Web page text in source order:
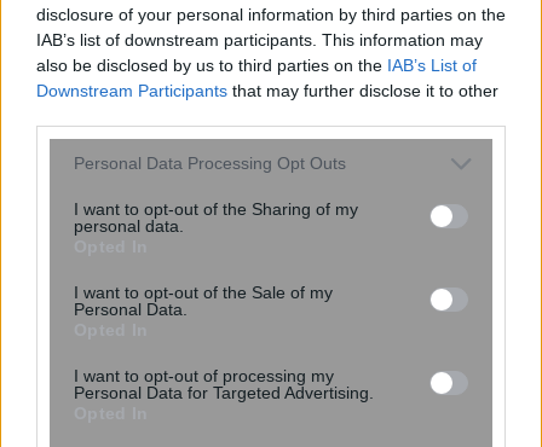
disclosure of your personal information by third parties on the
IAB’s list of downstream participants. This information may
also be disclosed by us to third parties on the IAB’s List of
Downstream Participants that may further disclose it to other
Please note that this website/app uses one or more Google
not limited to your visit or usage behaviour. You may click to
grant or deny consent to Google and its third-party tags to
consent section.
Personal Data Processing Opt Outs
I want to opt-out of the Sharing of my
personal data.
I want to opt-out of the Sale of my
Personal Data.
I want to opt-out of processing my
Personal Data for Targeted Advertising.
Μεγάλου: Η Τράπεζα Πειραιώς έχει ως
στόχο την αύξηση των χορηγήσεων κατά
1% το 2018
, 11 Ιανουαρίου 2018 || Επικαιρότητα